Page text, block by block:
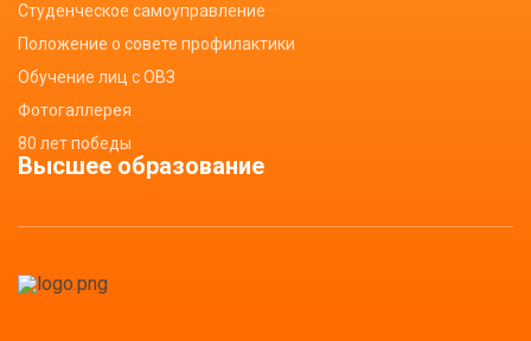
Студенческое самоуправление
Положение о совете профилактики
Обучение лиц с ОВЗ
Фотогаллерея
80 лет победы
Высшее образование